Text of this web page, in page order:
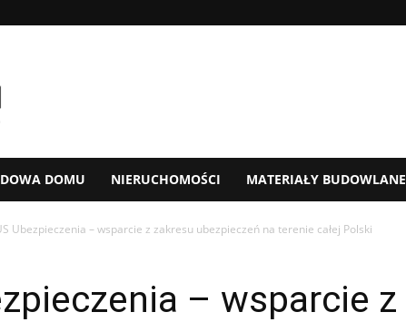
DOMU NIERUCHOMOŚCI MATERIAŁY BUDOWLANE
Ubezpieczenia – wsparcie z zakresu ubezpieczeń na terenie całej Polski
– wsparcie z